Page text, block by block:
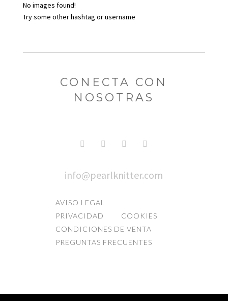
No images found!
Try some other hashtag or username
CONECTA CON
NOSOTRAS
info@pearlknitter.com
AVISO LEGAL
PRIVACIDAD
COOKIES
CONDICIONES DE VENTA
PREGUNTAS FRECUENTES